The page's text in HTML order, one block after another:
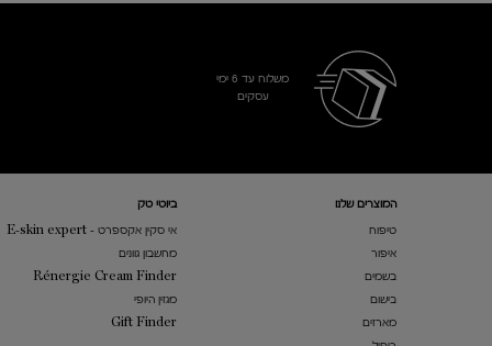
משלוח עד 6 ימי
עסקים​
המוצרים שלנו​
טיפוח
איפור
בשמים
בישום
מארזים
ביוטי טק
אי סקין אקספרט - E-skin expert
מחשבון גוונים
Rénergie Cream Finder
מגזין היופי
Gift Finder